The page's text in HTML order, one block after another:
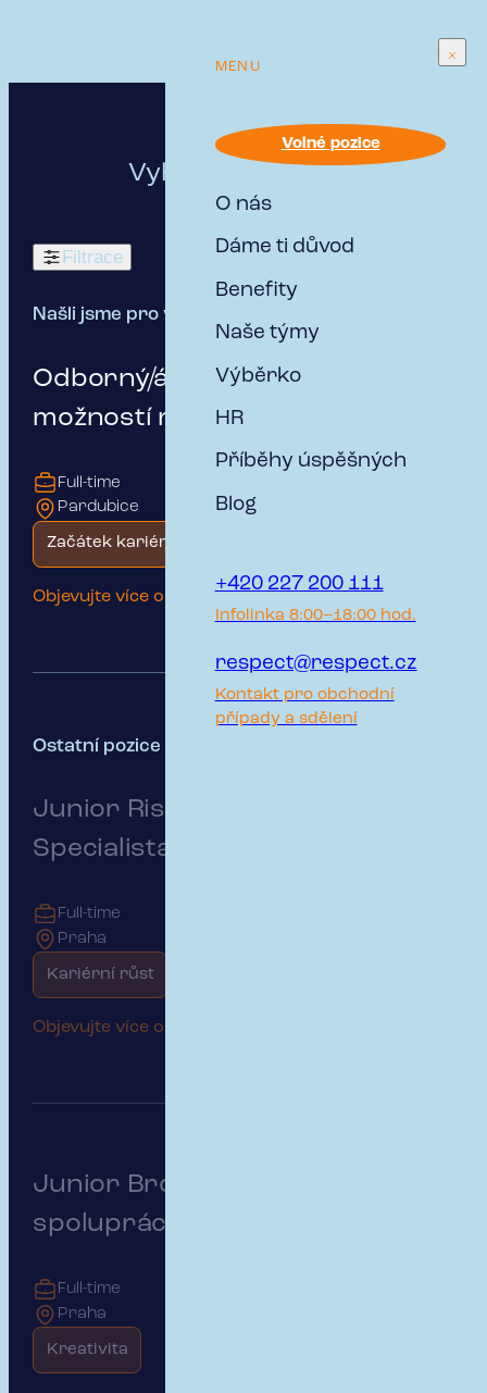
MENU
Volné pozice
O nás
Dáme ti důvod
Benefity
Naše týmy
Výběrko
HR
Příběhy úspěšných
Blog
+420 227 200 111
Infolinka 8:00–18:00 hod.
respect@respect.cz
Kontakt pro obchodní
případy a sdělení
Vyhovující pro mě
Filtrace
Našli jsme pro vás:
Odborný/á asistent/ka s
možností růstu
Full-time
Pardubice
Objevujte více o této pozici
Začátek kariéry
Ostatní pozice -
Junior Risk & Insurance
Specialista pro B2B klienty
Full-time
Praha
Objevujte více o této pozici
Kariérní růst
Junior Broker - Týmová
spolupráce a kariérní růst
Full-time
Praha
Kreativita